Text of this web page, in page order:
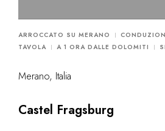
ARROCCATO SU MERANO
TAVOLA
A 1 ORA DALLE DOLOMITI
Merano, Italia
Castel Fragsburg